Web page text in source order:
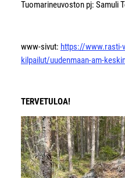
Tuomarineuvoston pj: Samuli
www-sivut: https://www.rasti-
kilpailut/uudenmaan-am-
TERVETULOA!